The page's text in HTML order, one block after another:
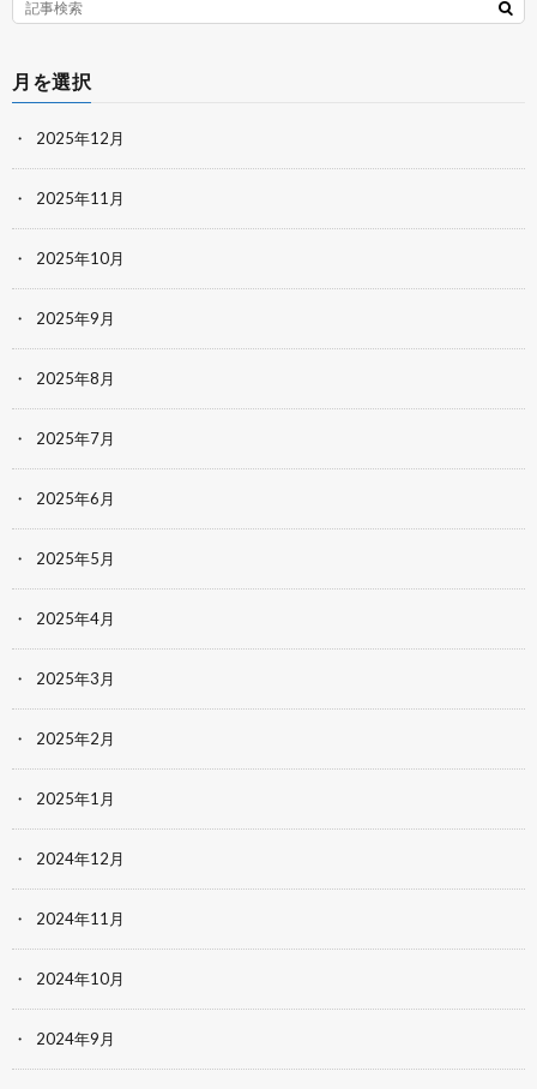
月を選択
2025年12月
2025年11月
2025年10月
2025年9月
2025年8月
2025年7月
2025年6月
2025年5月
2025年4月
2025年3月
2025年2月
2025年1月
2024年12月
2024年11月
2024年10月
2024年9月